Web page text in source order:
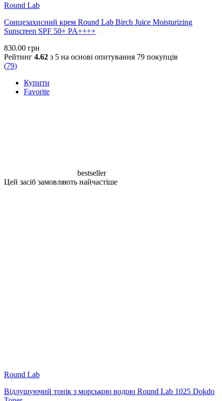
Round Lab
Сонцезахисний крем Round Lab Birch Juice Moisturizing
Sunscreen SPF 50+ PA++++
830.00 грн
Рейтинг 4.62 з 5 на основі опитування 79 покупців
(79)
Купити
Favorite
bestseller
Цей засіб замовляють найчастіше
Round Lab
Відлущуючий тонік з морською водою Round Lab 1025 Dokdo